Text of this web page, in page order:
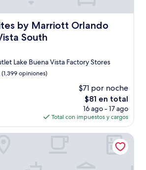
by Marriott Orlando
South
by Marriott Orlando Lake Buena Vista
Lake Buena Vista Factory Stores
(1,399 opiniones)
$71 por noche
El
precio
actual
es
de
$81 en total
16 ago - 17 ago
Total con impuestos y cargos
Fee)